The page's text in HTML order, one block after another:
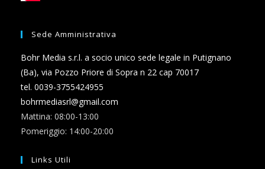
Sede Amministrativa
Bohr Media s.r.l. a socio unico sede legale in Putignano
(Ba), via Pozzo Priore di Sopra n 22 cap 70017
tel. 0039-3755424955
bohrmediasrl@gmail.com
Mattina: 08:00-13:00
Pomeriggio: 14:00-20:00
Links Utili